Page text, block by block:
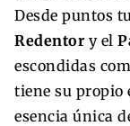
Desde puntos
Redentory el
escondidas
tiene su propio
esencia única